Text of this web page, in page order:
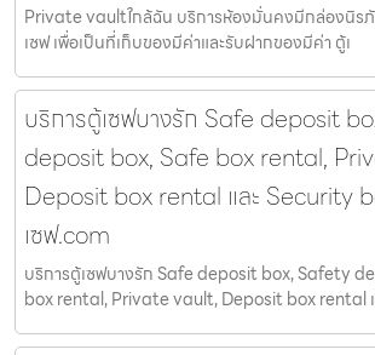
Private vaultใกล้ฉัน บริการห้องมั่นคงมีกล่องนิรภัย
เซฟ เพื่อเป็นที่เก็บของมีค่าและรับฝากของมีค่า ตู้เ
บริการตู้เซฟบางรัก Safe deposit
deposit box, Safe box rental,
Deposit box rental และ Security
เซฟ.com
บริการตู้เซฟบางรัก Safe deposit box, Safety
box rental, Private vault, Deposit box rental